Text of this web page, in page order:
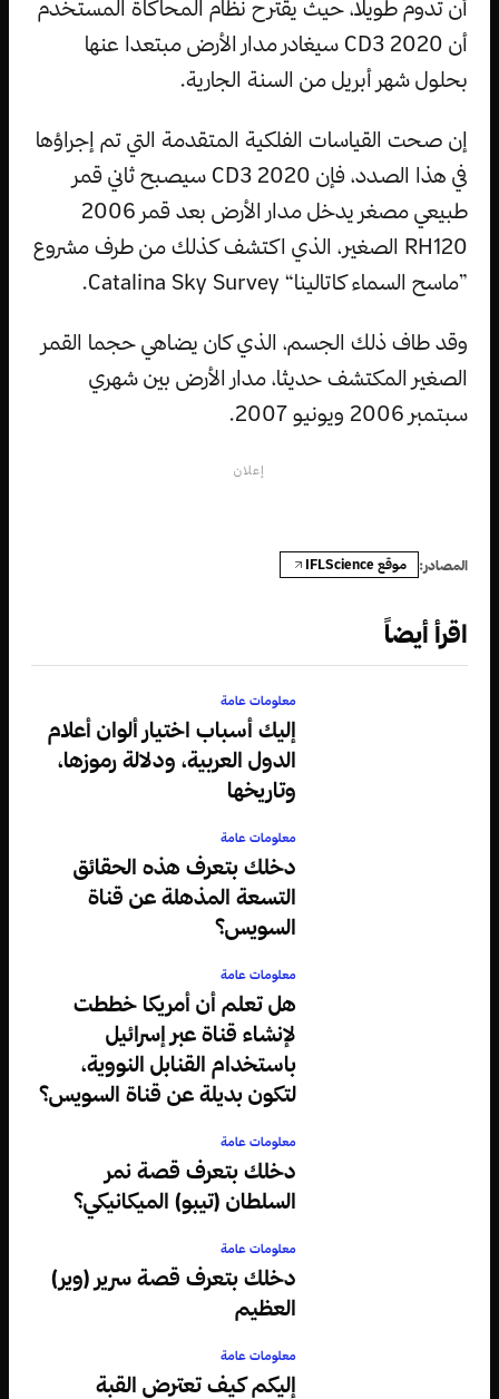
أن تدوم طويلا، حيث يقترح نظام المحاكاة المستخدم
أن 2020 CD3 سيغادر مدار الأرض مبتعدا عنها
بحلول شهر أبريل من السنة الجارية.
إن صحت القياسات الفلكية المتقدمة التي تم إجراؤها
في هذا الصدد، فإن 2020 CD3 سيصبح ثاني قمر
طبيعي مصغر يدخل مدار الأرض بعد قمر 2006
RH120 الصغير، الذي اكتشف كذلك من طرف مشروع
”ماسح السماء كاتالينا“ Catalina Sky Survey.
وقد طاف ذلك الجسم، الذي كان يضاهي حجما القمر
الصغير المكتشف حديثا، مدار الأرض بين شهري
سبتمبر 2006 ويونيو 2007.
إعلان
المصادر: موقع IFLScience
اقرأ أيضاً
معلومات عامة
إليك أسباب اختيار ألوان أعلام
الدول العربية، ودلالة رموزها،
وتاريخها
معلومات عامة
دخلك بتعرف هذه الحقائق
التسعة المذهلة عن قناة
السويس؟
معلومات عامة
هل تعلم أن أمريكا خططت
لإنشاء قناة عبر إسرائيل
باستخدام القنابل النووية،
لتكون بديلة عن قناة السويس؟
معلومات عامة
دخلك بتعرف قصة نمر
السلطان (تيبو) الميكانيكي؟
معلومات عامة
دخلك بتعرف قصة سرير (وير)
العظيم
معلومات عامة
إليكم كيف تعترض القبة